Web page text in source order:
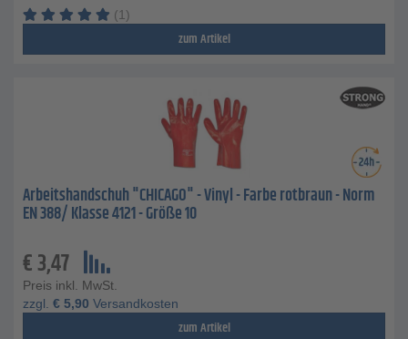
(1)
zum Artikel
Arbeitshandschuh "CHICAGO" - Vinyl - Farbe rotbraun - Norm
EN 388/ Klasse 4121 - Größe 10
€3,47
Preis inkl. MwSt.
zzgl. € 5,90 Versandkosten
zum Artikel